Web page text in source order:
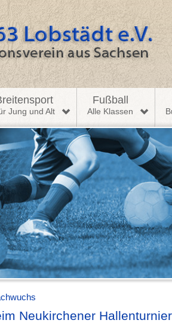
Jung und Alt
Fußball
Alle Klassen
Neukirchener Hallenturnier